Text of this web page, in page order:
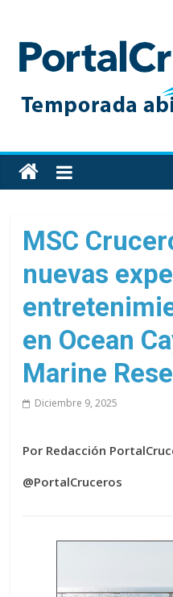
content
Toda
la
de
cruceros
en
un
solo
MSC
nuevas
en Ocean
Marine
Diciembre 9, 2025
Por Redacción
@PortalCruceros